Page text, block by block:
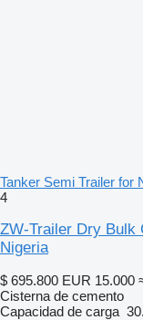
Tanker Semi Trailer for
4
ZW-Trailer Dry Bulk
Nigeria
$ 695.800 EUR 15.000
Cisterna de cemento
Capacidad de carga